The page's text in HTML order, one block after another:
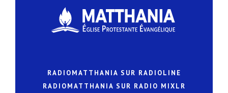
RADIOMATTHANIA SUR RADIOLINE
RADIOMATTHANIA SUR RADIO MIXLR